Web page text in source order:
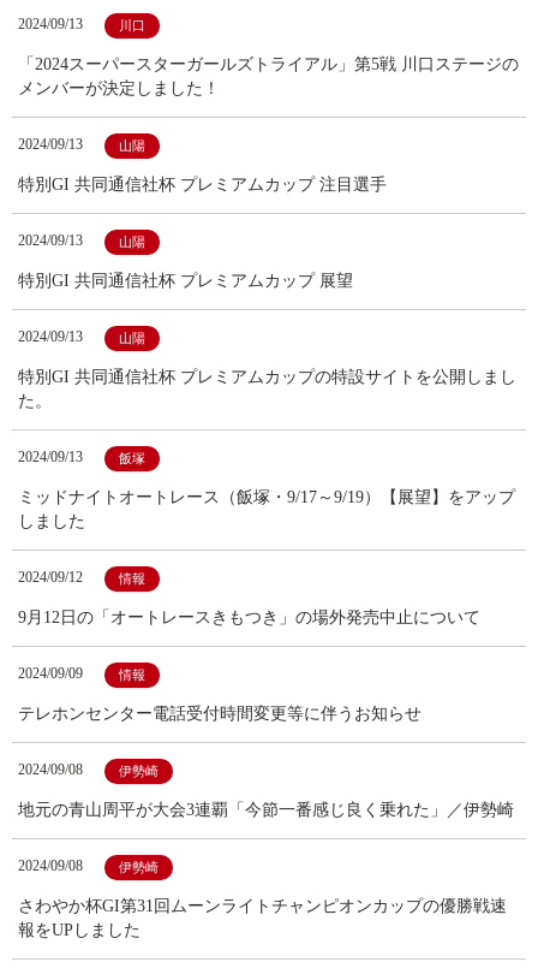
2024/09/13 川口
「2024スーパースターガールズトライアル」第5戦 川口ステージの
メンバーが決定しました！
2024/09/13 山陽
特別GI 共同通信社杯 プレミアムカップ 注目選手
2024/09/13 山陽
特別GI 共同通信社杯 プレミアムカップ 展望
2024/09/13 山陽
特別GI 共同通信社杯 プレミアムカップの特設サイトを公開しまし
た。
2024/09/13 飯塚
ミッドナイトオートレース（飯塚・9/17～9/19）【展望】をアップ
しました
2024/09/12 情報
9月12日の「オートレースきもつき」の場外発売中止について
2024/09/09 情報
テレホンセンター電話受付時間変更等に伴うお知らせ
2024/09/08 伊勢崎
地元の青山周平が大会3連覇「今節一番感じ良く乗れた」／伊勢崎
2024/09/08 伊勢崎
さわやか杯GI第31回ムーンライトチャンピオンカップの優勝戦速
報をUPしました